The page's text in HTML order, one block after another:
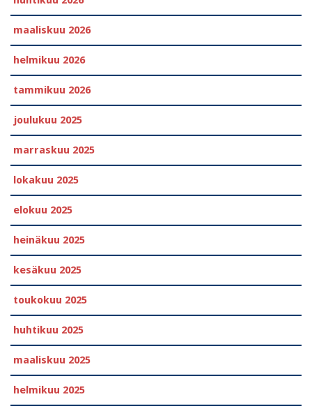
maaliskuu 2026
helmikuu 2026
tammikuu 2026
joulukuu 2025
marraskuu 2025
lokakuu 2025
elokuu 2025
heinäkuu 2025
kesäkuu 2025
toukokuu 2025
huhtikuu 2025
maaliskuu 2025
helmikuu 2025